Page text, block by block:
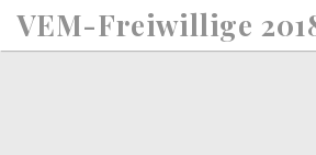
VEM-Freiwillige